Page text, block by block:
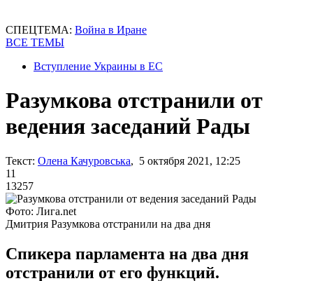
СПЕЦТЕМА: Война в Иране
ВСЕ ТЕМЫ
Вступление Украины в ЕС
Разумкова отстранили от
ведения заседаний Рады
Текст: Олена Качуровська, 5 октября 2021, 12:25
11
13257
Фото: Лига.net
Дмитрия Разумкова отстранили на два дня
Спикера парламента на два дня
отстранили от его функций.